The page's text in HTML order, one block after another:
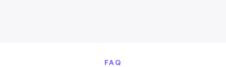
FAQ